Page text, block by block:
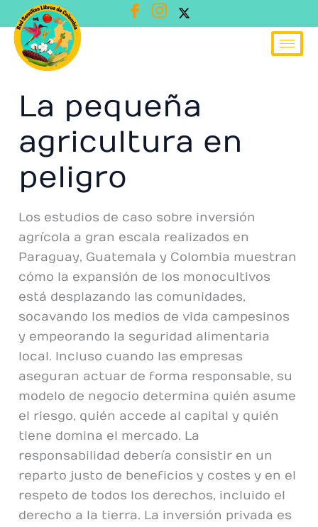
al
contenido
La pequeña
agricultura en
peligro
Los estudios de caso sobre inversión
agrícola a gran escala realizados en
Paraguay, Guatemala y Colombia muestran
cómo la expansión de los monocultivos
está desplazando las comunidades,
socavando los medios de vida campesinos
y empeorando la seguridad alimentaria
local. Incluso cuando las empresas
aseguran actuar de forma responsable, su
modelo de negocio determina quién asume
el riesgo, quién accede al capital y quién
tiene domina el mercado. La
responsabilidad debería consistir en un
reparto justo de beneficios y costes y en el
respeto de todos los derechos, incluido el
derecho a la tierra. La inversión privada es